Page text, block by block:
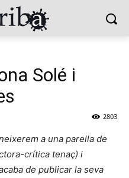
Solé i
2803
a una parella de
crítica tenaç) i
de publicar la seva